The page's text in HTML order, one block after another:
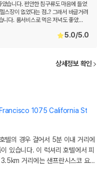
습니다. 편안한 침구류도 마음에 들었
스장이 없었다는 점..? 그래서 바글거려
니다. 룸서비스로 먹은 저녁도 좋았…
5.0/5.0
상세정보 확인
1075 California St
텔의 경우 걸어서 5분 이내 거리에
있습니다. 이 럭셔리 호텔에서 피
거리에는 샌프란시스코 요…